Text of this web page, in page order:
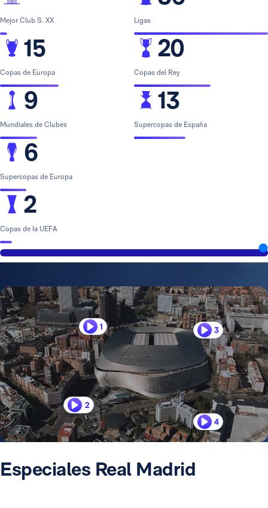
Mejor Club S. XX
15
Copas de Europa
9
Mundiales de Clubes
6
Supercopas de Europa
2
Copas de la UEFA
Ligas
20
Copas del Rey
13
Supercopas de España
1
2
3
4
Especiales Real Madrid